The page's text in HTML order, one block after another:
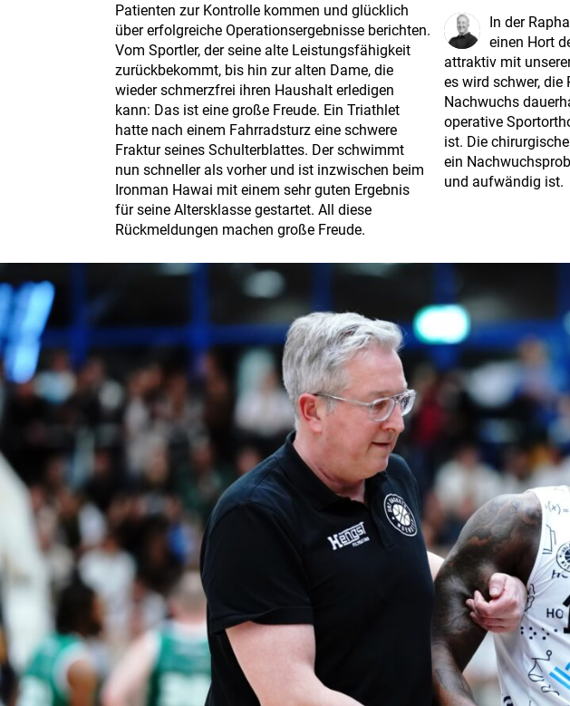
Patienten zur Kontrolle kommen und glücklich
über erfolgreiche Operationsergebnisse berichten.
Vom Sportler, der seine alte Leistungsfähigkeit
zurückbekommt, bis hin zur alten Dame, die
wieder schmerzfrei ihren Haushalt erledigen
kann: Das ist eine große Freude. Ein Triathlet
hatte nach einem Fahrradsturz eine schwere
Fraktur seines Schulterblattes. Der schwimmt
nun schneller als vorher und ist inzwischen beim
Ironman Hawai mit einem sehr guten Ergebnis
für seine Altersklasse gestartet. All diese
Rückmeldungen machen große Freude.
In der
einen Hort
attraktiv mit
es wird schwer,
Nachwuchs
operative
ist. Die
ein
und aufwändig ist.